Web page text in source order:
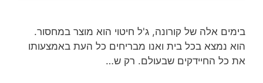
בימים אלה של קורונה, ג'ל חיטוי הוא מוצר במחסור.
הוא נמצא בכל בית ואנו מבריחים כל העת באמצעותו
את כל החיידקים שבעולם. רק ש…